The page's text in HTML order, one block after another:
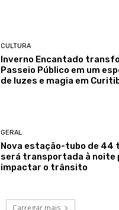
CULTURA
Inverno Encantado
Passeio Público em um
de luzes e magia em
GERAL
Nova estação-tubo de 44
será transportada à noite
impactar o trânsito
Carregar mais